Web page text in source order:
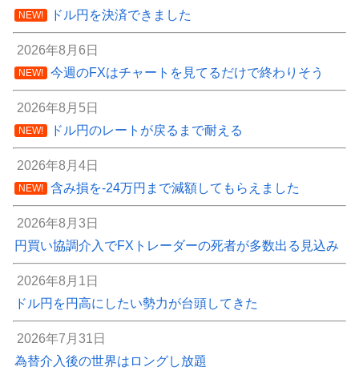
NEW! ドル円を決済できました
2026年8月6日
NEW! 今週のFXはチャートを見てるだけで終わりそう
2026年8月5日
NEW! ドル円のレートが戻るまで耐える
2026年8月4日
NEW! 含み損を-24万円まで減額してもらえました
2026年8月3日
円買い協調介入でFXトレーダーの死者が多数出る見込み
2026年8月1日
ドル円を円高にしたい勢力が台頭してきた
2026年7月31日
為替介入後の世界はロングし放題